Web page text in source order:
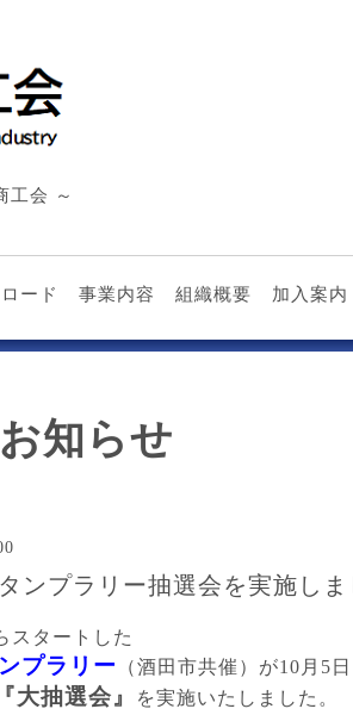
工会 ～
ード 事業内容 組織概要 加入案内
お知らせ
ンプラリー抽選会を実施し
スタートした
プラリー
（酒田市共催）が10月5
『大抽選会』 を実施いたしました。